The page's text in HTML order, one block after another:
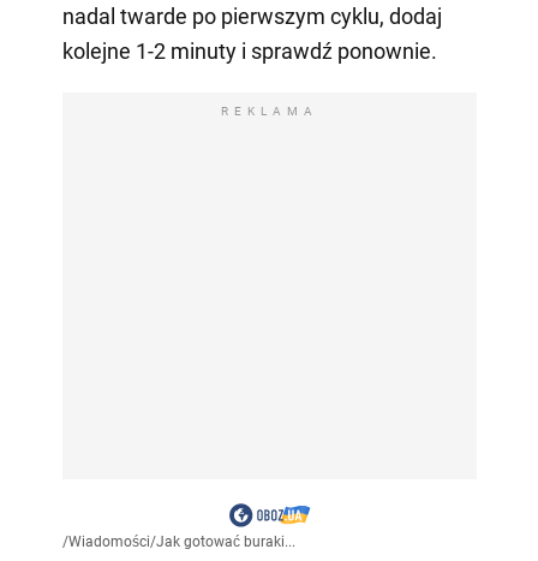
nadal twarde po pierwszym cyklu, dodaj
kolejne 1-2 minuty i sprawdź ponownie.
REKLAMA
/Wiadomości/Jak gotować buraki...